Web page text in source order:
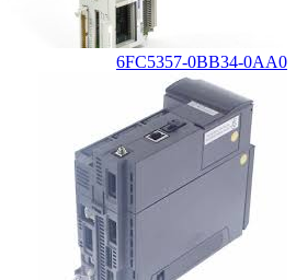
6FC5357-0BB34-0AA0